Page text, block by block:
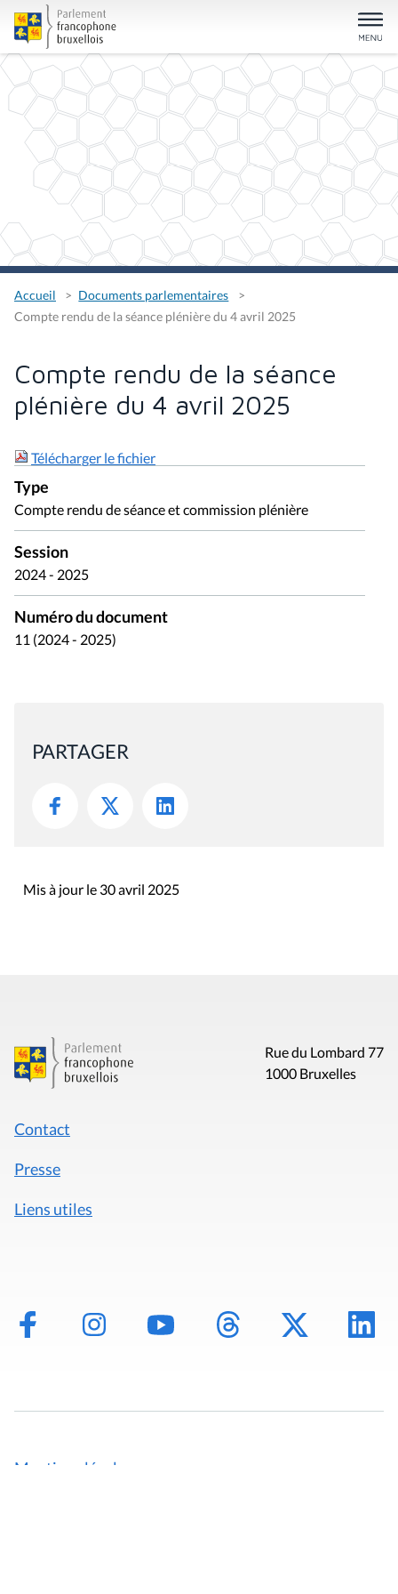
Accueil
Documents parlementaires
Compte rendu de la séance plénière du 4 avril 2025
Compte rendu de la séance
plénière du 4 avril 2025
Télécharger le fichier
Type
Compte rendu de séance et commission plénière
Session
2024 - 2025
Numéro du document
11 (2024 - 2025)
PARTAGER
Mis à jour le 30 avril 2025
Rue du Lombard 77
1000 Bruxelles
Contact
Presse
Liens utiles
Mentions légales